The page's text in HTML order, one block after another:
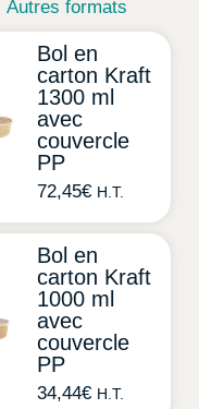
Autres formats
Bol en
carton Kraft
1300 ml
avec
couvercle
PP
72,45€ H.T.
Bol en
carton Kraft
1000 ml
avec
couvercle
PP
34,44€ H.T.